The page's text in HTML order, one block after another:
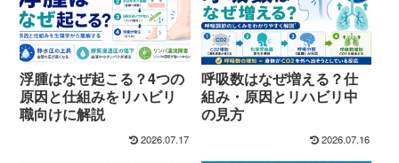
浮腫はなぜ起こる？4つの
原因と仕組みをリハビリ
職向けに解説
2026.07.17
呼吸数はなぜ増える？仕
組み・原因とリハビリ中
の見方
2026.07.16